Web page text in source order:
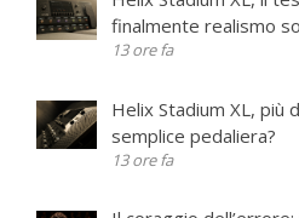
finalmente realismo
13 ore fa
Helix Stadium XL, più
semplice pedaliera?
13 ore fa